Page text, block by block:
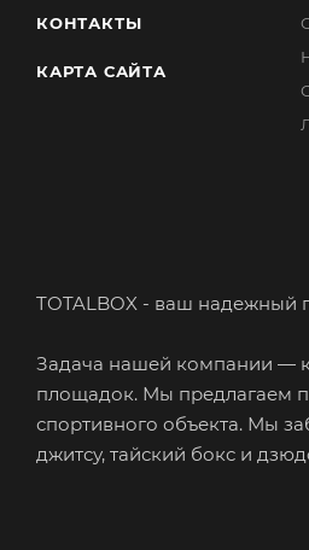
КОНТАКТЫ
КАРТА САЙТА
TOTALBOX - ваш надежный
Задача нашей компании —
площадок. Мы предлагаем
спортивного объекта. Мы
джитсу, тайский бокс и